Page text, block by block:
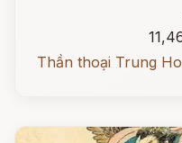
Thần thoại Trung